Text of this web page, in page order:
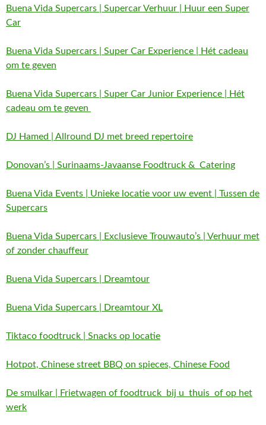
Buena Vida Supercars | Supercar Verhuur | Huur een Super
Car
Buena Vida Supercars | Super Car Experience | Hét cadeau
om te geven
Buena Vida Supercars | Super Car Junior Experience | Hét
cadeau om te geven
DJ Hamed | Allround DJ met breed repertoire
Donovan’s | Surinaams-Javaanse Foodtruck & Catering
Buena Vida Events | Unieke locatie voor uw event | Tussen de
Supercars
Buena Vida Supercars | Exclusieve Trouwauto’s | Verhuur met
of zonder chauffeur
Buena Vida Supercars | Dreamtour
Buena Vida Supercars | Dreamtour XL
Tiktaco foodtruck | Snacks op locatie
Hotpot, Chinese street BBQ on spieces, Chinese Food
De smulkar | Frietwagen of foodtruck bij u thuis of op het
werk